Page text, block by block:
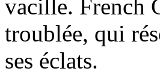
vacille. French
troublée, qui
ses éclats.